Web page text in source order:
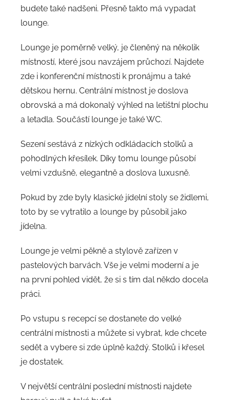
budete také nadšeni. Přesně takto má vypadat
lounge.
Lounge je poměrně velký, je členěný na několik
místností, které jsou navzájem průchozí. Najdete
zde i konferenční místnosti k pronájmu a také
dětskou hernu. Centrální místnost je doslova
obrovská a má dokonalý výhled na letištní plochu
a letadla. Součástí lounge je také WC.
Sezení sestává z nízkých odkládacích stolků a
pohodlných křesílek. Díky tomu lounge působí
velmi vzdušně, elegantně a doslova luxusně.
Pokud by zde byly klasické jídelní stoly se židlemi,
toto by se vytratilo a lounge by působil jako
jídelna.
Lounge je velmi pěkně a stylově zařízen v
pastelových barvách. Vše je velmi moderní a je
na první pohled vidět, že si s tím dal někdo docela
práci.
Po vstupu s recepcí se dostanete do velké
centrální místnosti a můžete si vybrat, kde chcete
sedět a vybere si zde úplně každý. Stolků i křesel
je dostatek.
V největší centrální poslední místnosti najdete